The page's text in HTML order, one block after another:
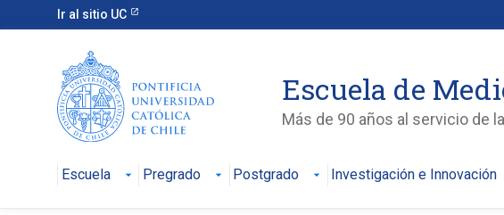
Ir al sitio UC
Escuela de
Más de 90 años al servicio de
Escuela Pregrado Postgrado Investigación e Innovación